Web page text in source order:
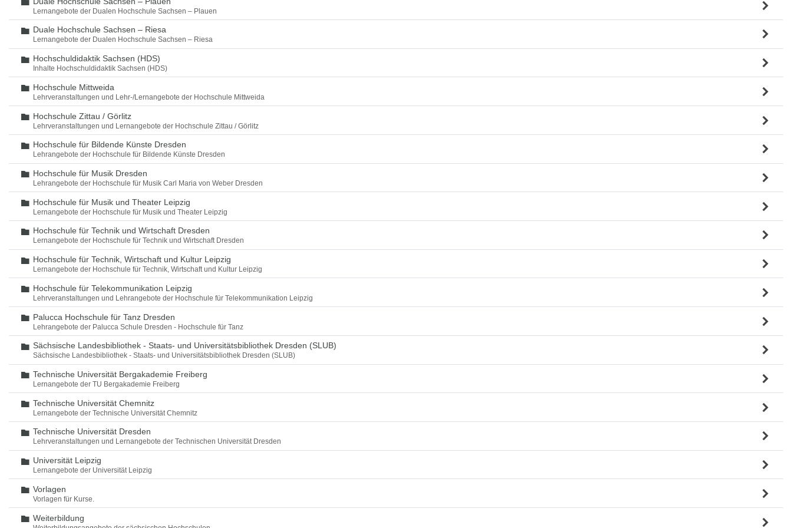
Lernangebote der Dualen Hochschule Sachsen – Plauen
Ordner
Duale Hochschule Sachsen – Riesa
Lernangebote der Dualen Hochschule Sachsen – Riesa
Ordner
Hochschuldidaktik Sachsen (HDS)
Inhalte Hochschuldidaktik Sachsen (HDS)
Ordner
Hochschule Mittweida
Lehrveranstaltungen und Lehr-/Lernangebote der Hochschule Mittweida
Ordner
Hochschule Zittau / Görlitz
Lehrveranstaltungen und Lernangebote der Hochschule Zittau / Görlitz
Ordner
Hochschule für Bildende Künste Dresden
Lehrangebote der Hochschule für Bildende Künste Dresden
Ordner
Hochschule für Musik Dresden
Lehrangebote der Hochschule für Musik Carl Maria von Weber Dresden
Ordner
Hochschule für Musik und Theater Leipzig
Lernangebote der Hochschule für Musik und Theater Leipzig
Ordner
Hochschule für Technik und Wirtschaft Dresden
Lernangebote der Hochschule für Technik und Wirtschaft Dresden
Ordner
Hochschule für Technik, Wirtschaft und Kultur Leipzig
Lernangebote der Hochschule für Technik, Wirtschaft und Kultur Leipzig
Ordner
Hochschule für Telekommunikation Leipzig
Lehrveranstaltungen und Lehrangebote der Hochschule für Telekommunikation Leipzig
Ordner
Palucca Hochschule für Tanz Dresden
Lehrangebote der Palucca Schule Dresden - Hochschule für Tanz
Ordner
Sächsische Landesbibliothek - Staats- und Universitätsbibliothek Dresden (SLUB)
Sächsische Landesbibliothek - Staats- und Universitätsbibliothek Dresden (SLUB)
Ordner
Technische Universität Bergakademie Freiberg
Lernangebote der TU Bergakademie Freiberg
Ordner
Technische Universität Chemnitz
Lernangebote der Technische Universität Chemnitz
Ordner
Technische Universität Dresden
Lehrveranstaltungen und Lernangebote der Technischen Universität Dresden
Ordner
Universität Leipzig
Lernangebote der Universität Leipzig
Ordner
Vorlagen
Vorlagen für Kurse.
Ordner
Weiterbildung